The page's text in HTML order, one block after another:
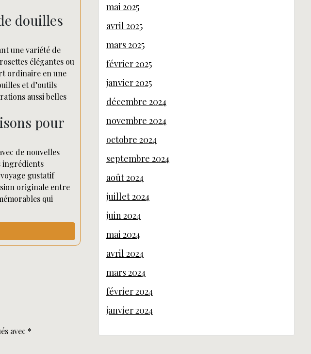
douilles
une variété de
élégantes ou
ordinaire en une
et d’outils
aussi belles
pour
de nouvelles
ingrédients
gustatif
originale entre
qui
avec *
mai 2025
avril 2025
mars 2025
février 2025
janvier 2025
décembre 2024
novembre 2024
octobre 2024
septembre 2024
août 2024
juillet 2024
juin 2024
mai 2024
avril 2024
mars 2024
février 2024
janvier 2024